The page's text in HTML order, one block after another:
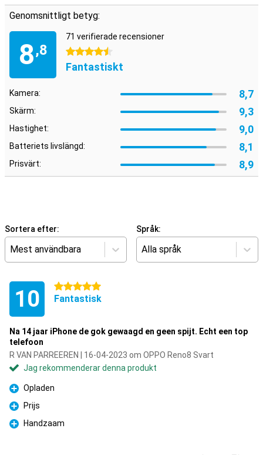
Genomsnittligt betyg:
8,8
71 verifierade recensioner
4.5 stjärnor
Fantastiskt
Kamera: 8,7
Skärm: 9,3
Hastighet: 9,0
Batteriets livslängd: 8,1
Prisvärt: 8,9
Sortera efter:
Mest användbara
Språk:
Alla språk
10 5 stjärnor
Fantastisk
Na 14 jaar iPhone de gok gewaagd en geen spijt. Echt een top
telefoon
R VAN PARREEREN | 16-04-2023 om OPPO Reno8 Svart
Jag rekommenderar denna produkt
Fördelar
Opladen
Fördelar
Prijs
Fördelar
Handzaam